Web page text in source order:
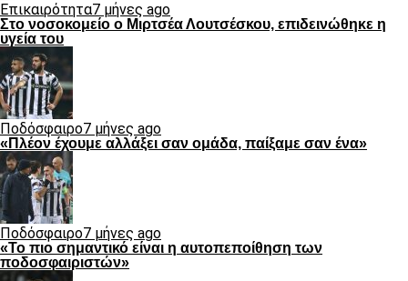
Επικαιρότητα7 μήνες ago
Στο νοσοκομείο ο Μιρτσέα Λουτσέσκου, επιδεινώθηκε η
υγεία του
Ποδόσφαιρο7 μήνες ago
«Πλέον έχουμε αλλάξει σαν ομάδα, παίξαμε σαν ένα»
Ποδόσφαιρο7 μήνες ago
«Το πιο σημαντικό είναι η αυτοπεποίθηση των
ποδοσφαιριστών»